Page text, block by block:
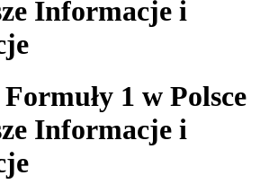
Informacje i
1 w Polsce
Informacje i